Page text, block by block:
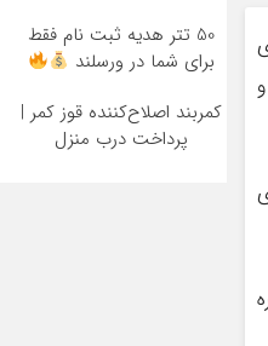
و
50 تتر هدیه ثبت نام فقط
برای شما در ورسلند
کمربند اصلاح‌کننده قوز کمر |
پرداخت درب منزل